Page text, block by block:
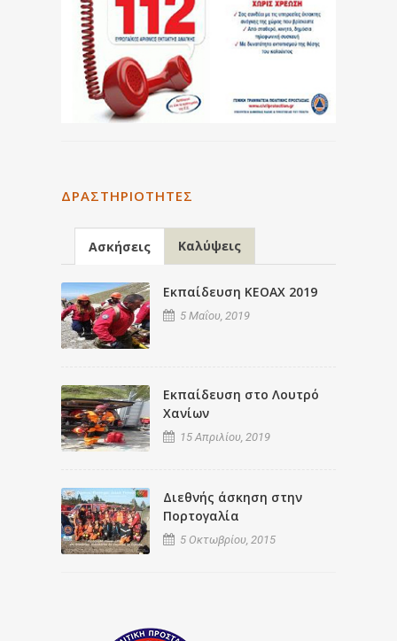
ΔΡΑΣΤΗΡΙΌΤΗΤΕΣ
Ασκήσεις Καλύψεις
Εκπαίδευση ΚΕΟΑΧ 2019
5 Μαΐου, 2019
Εκπαίδευση στο Λουτρό
Χανίων
15 Απριλίου, 2019
Διεθνής άσκηση στην
Πορτογαλία
5 Οκτωβρίου, 2015